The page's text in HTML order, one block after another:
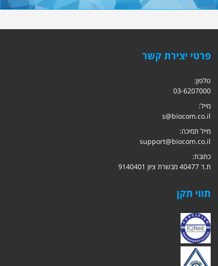
פרטי יצירת קשר
טלפון:
03-6207000
מייל:
s@biocom.co.il
מייל תמיכה:
support@biocom.co.il
כתובת:
ת.ד 40477 מבשרת ציון 9140401
תווי תקן